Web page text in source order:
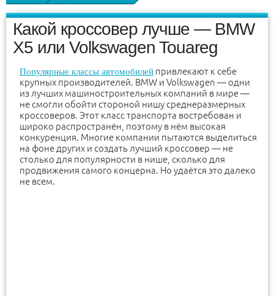
Какой кроссовер лучше — BMW
X5 или Volkswagen Touareg
Популярные классы автомобилей привлекают к себе
крупных производителей. BMW и Volkswagen — одни
из лучших машиностроительных компаний в мире —
не смогли обойти стороной нишу среднеразмерных
кроссоверов. Этот класс транспорта востребован и
широко распространён, поэтому в нём высокая
конкуренция. Многие компании пытаются выделиться
на фоне других и создать лучший кроссовер — не
столько для популярности в нише, сколько для
продвижения самого концерна. Но удаётся это далеко
не всем.